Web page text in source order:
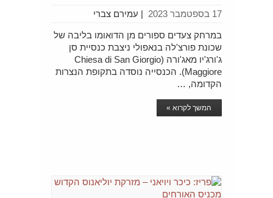
עמירם צברי | 17 בספטמבר 2023
במרחק צעדים ספורים מן הדואומו בליבה של
שכונת פורצ'לה בנאפולי ניצבת כנסיית סן
ג'ורג'יו מאג'ורה (Chiesa di San Giorgio
Maggiore). הכנסייה נוסדה בתקופת הנצרות
הקדומה, …
המשך לקרוא »